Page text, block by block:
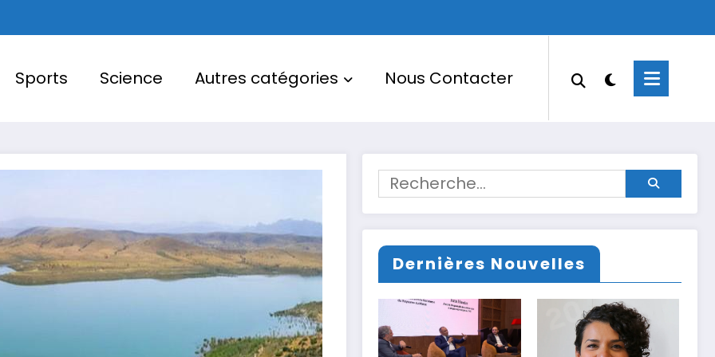
Sports Science Autres catégories Nous Contacter
Dernières Nouvelles